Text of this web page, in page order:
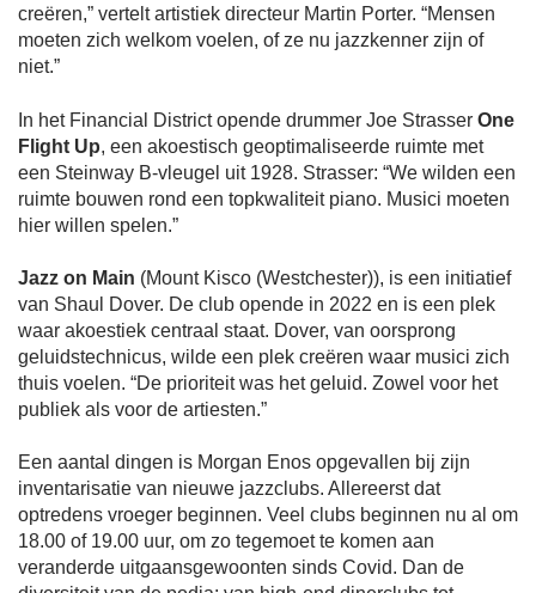
creëren,” vertelt artistiek directeur Martin Porter. “Mensen
moeten zich welkom voelen, of ze nu jazzkenner zijn of
niet.”
In het Financial District opende drummer Joe Strasser One
Flight Up, een akoestisch geoptimaliseerde ruimte met
een Steinway B-vleugel uit 1928. Strasser: “We wilden een
ruimte bouwen rond een topkwaliteit piano. Musici moeten
hier willen spelen.”
Jazz on Main (Mount Kisco (Westchester)), is een initiatief
van Shaul Dover. De club opende in 2022 en is een plek
waar akoestiek centraal staat. Dover, van oorsprong
geluidstechnicus, wilde een plek creëren waar musici zich
thuis voelen. “De prioriteit was het geluid. Zowel voor het
publiek als voor de artiesten.”
Een aantal dingen is Morgan Enos opgevallen bij zijn
inventarisatie van nieuwe jazzclubs. Allereerst dat
optredens vroeger beginnen. Veel clubs beginnen nu al om
18.00 of 19.00 uur, om zo tegemoet te komen aan
veranderde uitgaansgewoonten sinds Covid. Dan de